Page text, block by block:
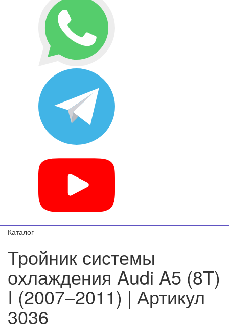
Каталог
Тройник системы
охлаждения Audi A5 (8T)
I (2007–2011) | Артикул
3036